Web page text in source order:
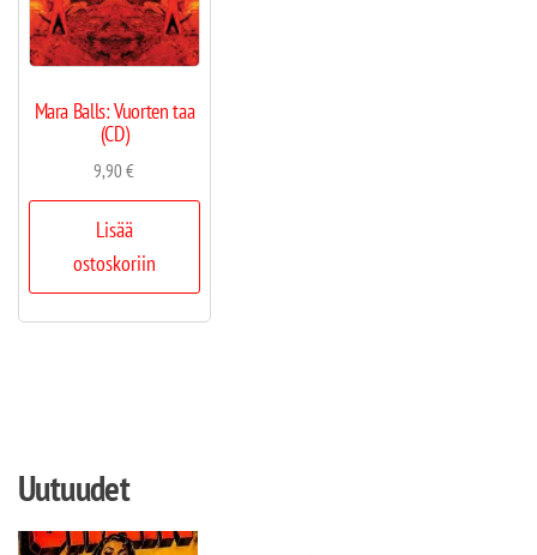
Mara Balls: Vuorten taa
(CD)
9,90€
Lisää
ostoskoriin
Uutuudet